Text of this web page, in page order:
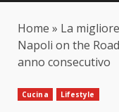
Home » La
Napoli on the
anno consecutivo
Cucina Lifestyle